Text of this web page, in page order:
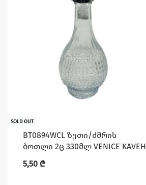
SOLD OUT
BT0894WCL ზეთი/ძმრის
ბოთლი 2ც 330მლ VENICE KAVEH
5,50 ₾